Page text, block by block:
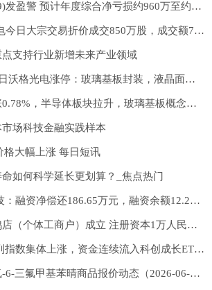
雅天妮集团(00789)发盈警 预计年度综合净亏损约960万至约1000万港元 同比盈转亏 每日资讯
今日要闻!华能水电今日大宗交易折价成交850万股，成交额7905万元
点支持行业新增未来产业领域
今日热议：6月17日沃格光电涨停：玻璃基板封装，液晶面板/LCD，MiniLED概念热股
午评：科创综指涨0.78%，半导体板块拉升，玻璃基板概念爆发-每日信息
场科技金融实践样本
格大幅上涨 每日短讯
如何科学延长更划算？_焦点热门
每日快播:千里科技：融资净偿还186.65万元，融资余额12.2亿元
兴化市王小屿烤鸭店（个体工商户）成立 注册资本1万人民币 每日播报
前沿热点:科创系列指数集体上涨，资金连续流入科创成长ETF易方达（588020）
每日视点!2,3-二氟-6-三氟甲基苯晴商品报价动态（2026-06-16）